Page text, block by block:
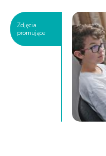
Zdjęcia
promujące